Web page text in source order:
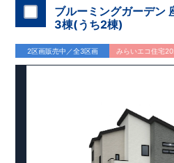
【オープンサニタリー】 ≪ ブルー
り
←各タイトルをクリック
『設計』住宅性能評価‥‥
が評価しております。 ・『建設』
図面通りに施工されているか、建設
・設計、施工、営業が協力し
・不要な中間マージ
ンに努めております。
ブルーミングガーデン
3棟(うち2棟)
2区画販売中／全3区画 みらいエコ住宅